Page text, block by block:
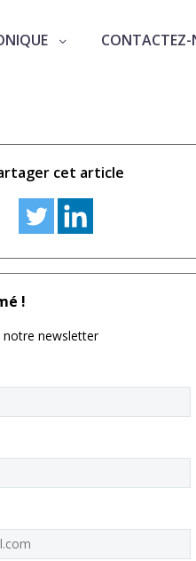
CONTACTEZ-
cet article
!
notre newsletter